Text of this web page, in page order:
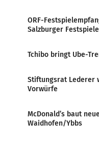
ORF-
Salzburger Festspiele
Tchibo bringt Ube-
Stiftungsrat Lederer
Vorwürfe
McDonald’s baut
Waidhofen/Ybbs